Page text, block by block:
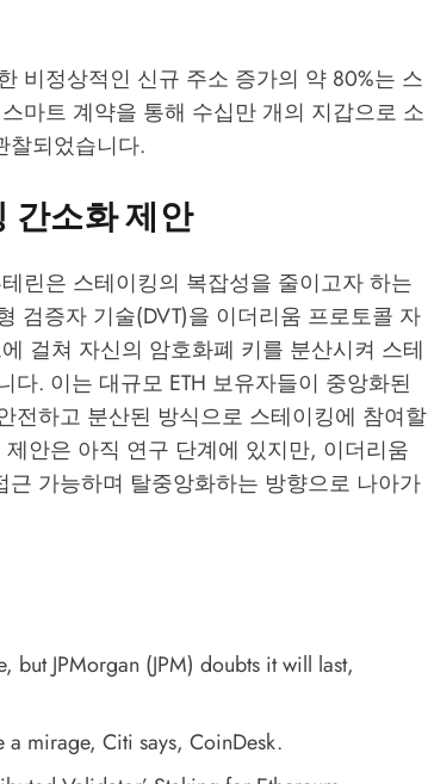
비정상적인 신규 주소 증가의 약 80%는 스
마트 계약을 통해 수십만 개의 지갑으로 소
찰되었습니다.
간소화 제안
린은 스테이킹의 복잡성을 줄이고자 하는
검증자 기술(DVT)을 이더리움 프로토콜 자
걸쳐 자신의 암호화폐 키를 분산시켜 스테
. 이는 대규모 ETH 보유자들이 중앙화된
전하고 분산된 방식으로 스테이킹에 참여할
안은 아직 연구 단계에 있지만, 이더리움
가능하며 탈중앙화하는 방향으로 나아가
but JPMorgan (JPM) doubts it will last,
a mirage, Citi says, CoinDesk.